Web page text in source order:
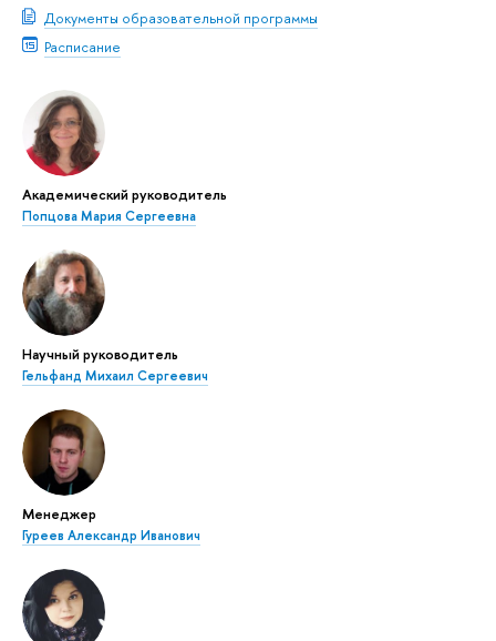
Документы образовательной программы
Расписание
Академический руководитель
Попцова Мария Сергеевна
Научный руководитель
Гельфанд Михаил Сергеевич
Менеджер
Гуреев Александр Иванович